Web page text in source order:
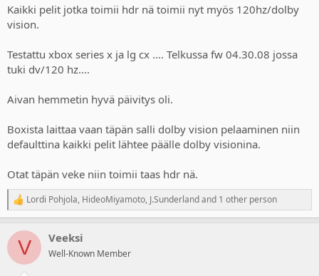
Kaikki pelit jotka toimii hdr nä toimii nyt myös 120hz/dolby
vision.
Testattu xbox series x ja lg cx .... Telkussa fw 04.30.08 jossa
tuki dv/120 hz....
Aivan hemmetin hyvä päivitys oli.
Boxista laittaa vaan täpän salli dolby vision pelaaminen niin
defaulttina kaikki pelit lähtee päälle dolby visionina.
Otat täpän veke niin toimii taas hdr nä.
R
e
c
i
Lordi Pohjola, HideoMiyamoto, J.Sunderlandand 1 other person
V Veeksi
Well-Known Member